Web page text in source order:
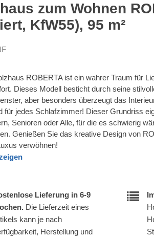
zum Wohnen
KfW55), 95 m²
ROBERTA ist ein wahrer Traum für
Dieses Modell besticht durch seine
aber besonders überzeugt das
für jedes Schlafzimmer! Dieser Grundriss
Senioren oder Alle, für die es schwierig
Genießen Sie das kreative Design von
verwöhnen!
Lieferung in 6-9
Die Lieferzeit eines
kann je nach
Herstellung und